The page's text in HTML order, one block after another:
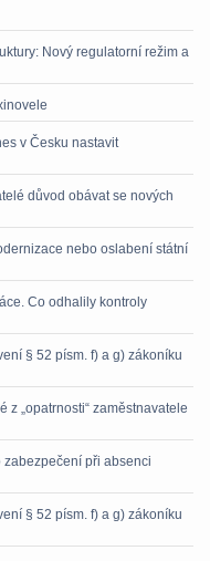
Nový regulatorní režim a
v Česku nastavit
důvod obávat se nových
nebo oslabení státní
Co odhalily kontroly
§ 52 písm. f) a g) zákoníku
„opatrnosti“ zaměstnavatele
při absenci
§ 52 písm. f) a g) zákoníku